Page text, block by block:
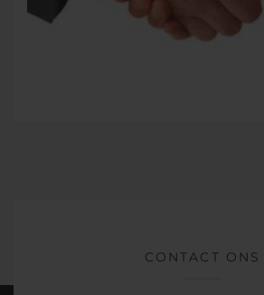
CONTACT ONS